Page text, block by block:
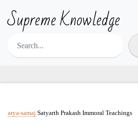
Supreme Knowledge
arya-samaj Satyarth Prakash Immoral Teachings